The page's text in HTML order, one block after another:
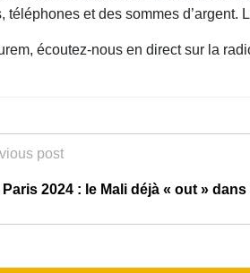
téléphones et des sommes
écoutez-nous en direct sur la
post
Paris 2024 : le Mali déjà « out »